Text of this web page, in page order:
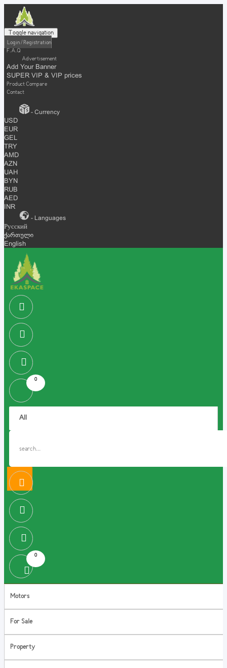
Toggle navigation
Login / Registration
F.A.Q
Advertisement
Add Your Banner
SUPER VIP & VIP prices
Product Compare
Contact
- Currency
USD
EUR
GEL
TRY
AMD
AZN
UAH
BYN
RUB
AED
INR
- Languages
Русский
ქართული
English
0
0
Motors
For Sale
Property